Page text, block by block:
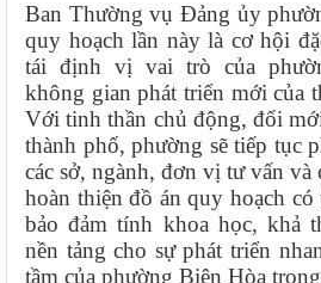
Ban Thường vụ Đảng ủy
quy hoạch lần này là cơ hội
tái định vị vai trò của
không gian phát triển mới của
Với tinh thần chủ động, đổi
thành phố, phường sẽ tiếp tục
các sở, ngành, đơn vị tư vấn và
hoàn thiện đồ án quy hoạch
bảo đảm tính khoa học, khả
nền tảng cho sự phát triển
tầm của phường Biên Hòa